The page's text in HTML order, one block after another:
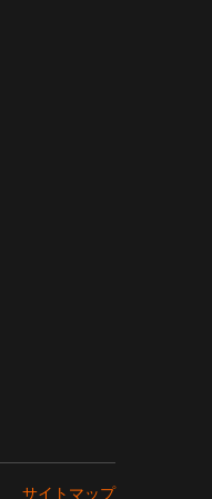
サイトマップ